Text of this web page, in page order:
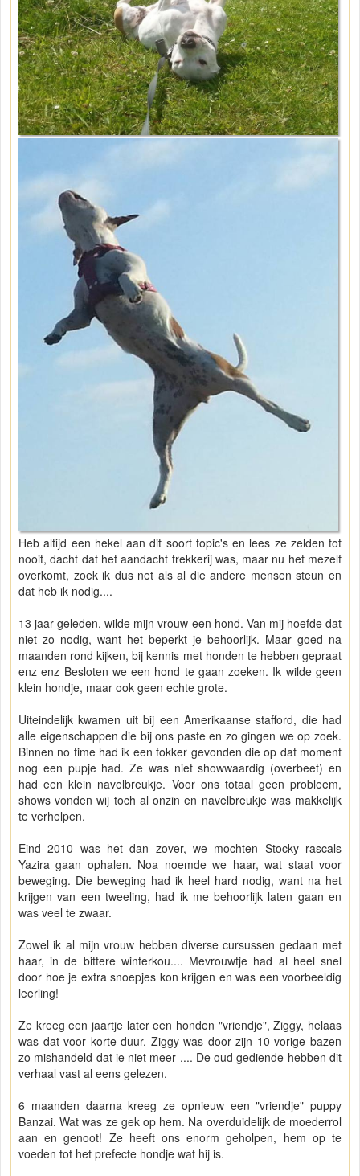
Heb altijd een hekel aan dit soort topic's en lees ze zelden tot
nooit, dacht dat het aandacht trekkerij was, maar nu het mezelf
overkomt, zoek ik dus net als al die andere mensen steun en
dat heb ik nodig....
13 jaar geleden, wilde mijn vrouw een hond. Van mij hoefde dat
niet zo nodig, want het beperkt je behoorlijk. Maar goed na
maanden rond kijken, bij kennis met honden te hebben gepraat
enz enz Besloten we een hond te gaan zoeken. Ik wilde geen
klein hondje, maar ook geen echte grote.
Uiteindelijk kwamen uit bij een Amerikaanse stafford, die had
alle eigenschappen die bij ons paste en zo gingen we op zoek.
Binnen no time had ik een fokker gevonden die op dat moment
nog een pupje had. Ze was niet showwaardig (overbeet) en
had een klein navelbreukje. Voor ons totaal geen probleem,
shows vonden wij toch al onzin en navelbreukje was makkelijk
te verhelpen.
Eind 2010 was het dan zover, we mochten Stocky rascals
Yazira gaan ophalen. Noa noemde we haar, wat staat voor
beweging. Die beweging had ik heel hard nodig, want na het
krijgen van een tweeling, had ik me behoorlijk laten gaan en
was veel te zwaar.
Zowel ik al mijn vrouw hebben diverse cursussen gedaan met
haar, in de bittere winterkou.... Mevrouwtje had al heel snel
door hoe je extra snoepjes kon krijgen en was een voorbeeldig
leerling!
Ze kreeg een jaartje later een honden "vriendje", Ziggy, helaas
was dat voor korte duur. Ziggy was door zijn 10 vorige bazen
zo mishandeld dat ie niet meer .... De oud gediende hebben dit
verhaal vast al eens gelezen.
6 maanden daarna kreeg ze opnieuw een "vriendje" puppy
Banzai. Wat was ze gek op hem. Na overduidelijk de moederrol
aan en genoot! Ze heeft ons enorm geholpen, hem op te
voeden tot het prefecte hondje wat hij is.